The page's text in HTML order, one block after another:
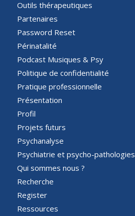
Outils thérapeutiques
Partenaires
Password Reset
Périnatalité
Podcast Musiques & Psy
Politique de confidentialité
Pratique professionnelle
Présentation
Profil
Projets futurs
Psychanalyse
Psychiatrie et psycho-pathologies
Qui sommes nous ?
Recherche
Register
Ressources